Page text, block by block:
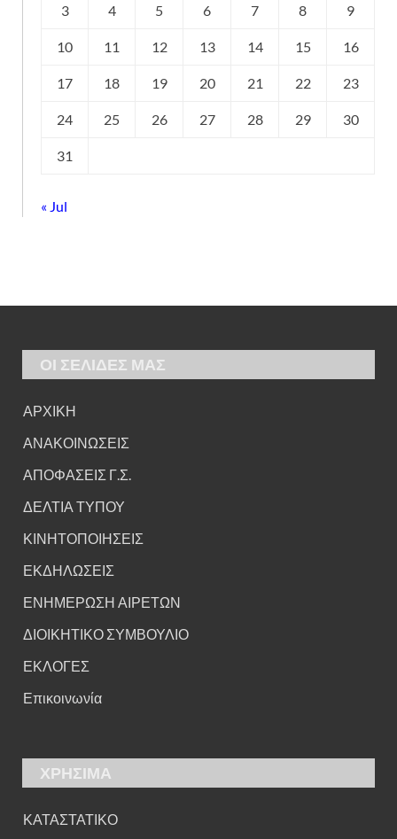
3 4 5 6 7 8 9
10 11 12 13 14 15 16
17 18 19 20 21 22 23
24 25 26 27 28 29 30
31
« Jul
ΟΙ ΣΕΛΙΔΕΣ ΜΑΣ
ΑΡΧΙΚΗ
ΑΝΑΚΟΙΝΩΣΕΙΣ
ΑΠΟΦΑΣΕΙΣ Γ.Σ.
ΔΕΛΤΙΑ ΤΥΠΟΥ
ΚΙΝΗΤΟΠΟΙΗΣΕΙΣ
ΕΚΔΗΛΩΣΕΙΣ
ΕΝΗΜΕΡΩΣΗ ΑΙΡΕΤΩΝ
ΔΙΟΙΚΗΤΙΚΟ ΣΥΜΒΟΥΛΙΟ
ΕΚΛΟΓΕΣ
Επικοινωνία
ΧΡΗΣΙΜΑ
ΚΑΤΑΣΤΑΤΙΚΟ